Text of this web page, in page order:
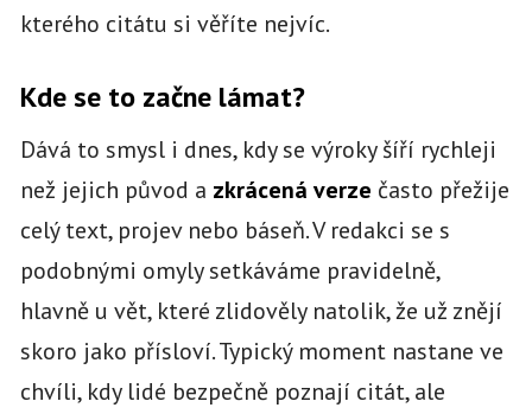
kterého citátu si věříte nejvíc.
Kde se to začne lámat?
Dává to smysl i dnes, kdy se výroky šíří rychleji
než jejich původ a zkrácená verze často přežije
celý text, projev nebo báseň. V redakci se s
podobnými omyly setkáváme pravidelně,
hlavně u vět, které zlidověly natolik, že už znějí
skoro jako přísloví. Typický moment nastane ve
chvíli, kdy lidé bezpečně poznají citát, ale